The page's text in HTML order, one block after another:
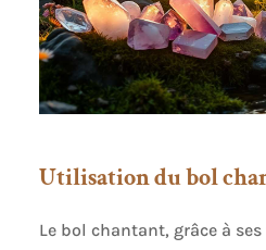
Utilisation du bol
Le bol chantant, grâce à